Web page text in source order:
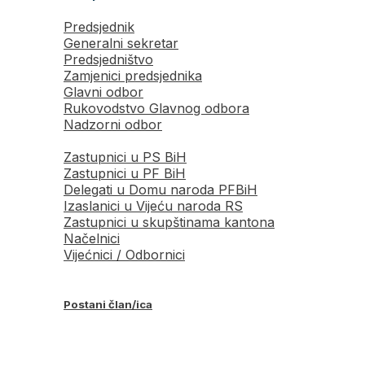
Predsjednik
Generalni sekretar
Predsjedništvo
Zamjenici predsjednika
Glavni odbor
Rukovodstvo Glavnog odbora
Nadzorni odbor
Zastupnici u PS BiH
Zastupnici u PF BiH
Delegati u Domu naroda PFBiH
Izaslanici u Vijeću naroda RS
Zastupnici u skupštinama kantona
Načelnici
Vijećnici / Odbornici
Postani član/ica